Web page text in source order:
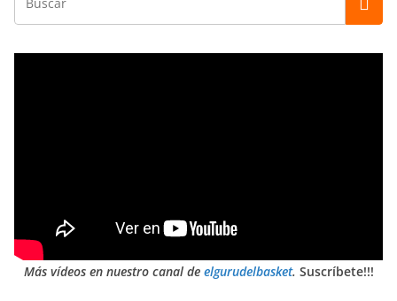
Más vídeos en nuestro canal de elgurudelbasket. Suscríbete!!!